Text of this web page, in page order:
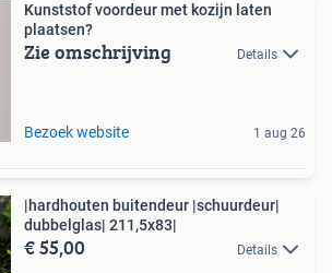
Kunststof voordeur met kozijn laten
plaatsen?
Zie omschrijving Details
Bezoek website 1 aug 26
|hardhouten buitendeur |schuurdeur|
dubbelglas| 211,5x83|
€ 55,00 Details